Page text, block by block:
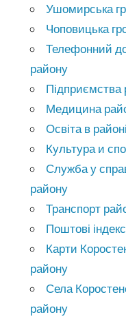
Ушомирська
Чоповицька
Телефонний
району
Підприємства
Медицина
Освіта в районі
Культура и
Служба у
району
Транспорт
Поштові
Карти
району
Села
району